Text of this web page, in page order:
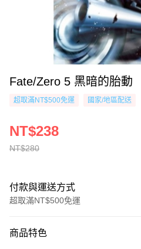
Fate/Zero 5 黑暗的胎動
超取滿NT$500免運 國家/地區配送
NT$280
NT$238
付款與運送方式
超取滿NT$500免運
信用卡一次付款
商品特色